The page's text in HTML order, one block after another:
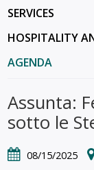
SERVICES
HOSPITALITY
AGENDA
Assunta:
sotto le
08/15/2025